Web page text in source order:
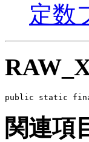
定数
public static
関連項